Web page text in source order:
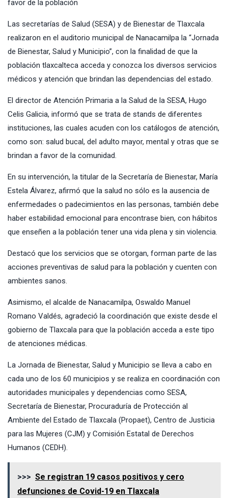
favor de la población
Las secretarías de Salud (SESA) y de Bienestar de Tlaxcala
realizaron en el auditorio municipal de Nanacamilpa la “Jornada
de Bienestar, Salud y Municipio”, con la finalidad de que la
población tlaxcalteca acceda y conozca los diversos servicios
médicos y atención que brindan las dependencias del estado.
El director de Atención Primaria a la Salud de la SESA, Hugo
Celis Galicia, informó que se trata de stands de diferentes
instituciones, las cuales acuden con los catálogos de atención,
como son: salud bucal, del adulto mayor, mental y otras que se
brindan a favor de la comunidad.
En su intervención, la titular de la Secretaría de Bienestar, María
Estela Álvarez, afirmó que la salud no sólo es la ausencia de
enfermedades o padecimientos en las personas, también debe
haber estabilidad emocional para encontrase bien, con hábitos
que enseñen a la población tener una vida plena y sin violencia.
Destacó que los servicios que se otorgan, forman parte de las
acciones preventivas de salud para la población y cuenten con
ambientes sanos.
Asimismo, el alcalde de Nanacamilpa, Oswaldo Manuel
Romano Valdés, agradeció la coordinación que existe desde el
gobierno de Tlaxcala para que la población acceda a este tipo
de atenciones médicas.
La Jornada de Bienestar, Salud y Municipio se lleva a cabo en
cada uno de los 60 municipios y se realiza en coordinación con
autoridades municipales y dependencias como SESA,
Secretaría de Bienestar, Procuraduría de Protección al
Ambiente del Estado de Tlaxcala (Propaet), Centro de Justicia
para las Mujeres (CJM) y Comisión Estatal de Derechos
Humanos (CEDH).
>>> Se registran 19 casos positivos y cero
defunciones de Covid-19 en Tlaxcala